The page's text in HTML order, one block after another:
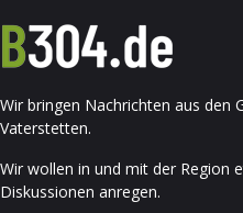
Wir bringen Nachrichten aus den
Vaterstetten.
Wir wollen in und mit der Region
Diskussionen anregen.